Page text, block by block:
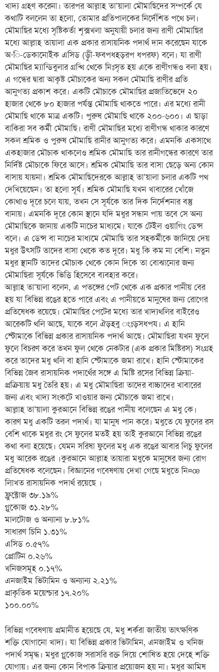
খাদ্য গ্রহণ করেনা। তারপর আল্লাহ তা’য়ালা মৌমাছিদের সম্পর্কে যে
কথাটি বললেন তা হলো, তোমার প্রতিপালকের নির্দেশিত পথে চল।
মৌমাছির মধ্যে সৃষ্টিকর্তা শৃক্সখলা অনুযায়ী চলার জন্য রাণী মৌমাছির
মধ্যে আল্লাহ তায়ালা এক প্রকার রাসায়নিক পদার্থ দান করেছেন যাকে
অ·ি-ডেকানোইক এসিড (ড়ীু-ফবপধহড়রপ ধপরফ) বলে। যা রাণী
মৌমাছির ম্যান্ডিবুলার গ্রন্থি থেকে নিঃসৃত হয় একে রাণীগন্ধও বলা হয়।
এ গন্ধের দ্বারা আকৃষ্ট মৌচাকের অন্য সকল মৌমাছি রাণীর প্রতি
আনুগত্য প্রকাশ করে। একটি মৌচাকে মৌমাছির প্রজাতিভেদে ২০
হাজার থেকে ৮০ হাজার পর্যন্ত মৌমাছি থাকতে পারে। এর মধ্যে রানী
মৌমাছি থাকে মাত্র একটি। পুরুষ মৌমাছি থাকে ২০০-৬০০। এ ছাড়া
বাকিরা সব কর্মী মৌমাছি। রাণী মৌমাছির মধ্যে রাণীগন্ধ থাকার কারণে
সকল শ্রমিক ও পুরুষ মৌমাছি রানীর আনুগত্য করে। এমনকি একসাথে
একহাজার মৌচাক থাকলেও শ্রমিক মৌমাছি তার রানীগন্ধের কারণে তার
নির্দিষ্ট মৌচাকে ফিরে আসে। শ্রমিক মৌমাছি তার বাসা ছেড়ে অন্য কোন
বাসায় যায়না। শ্রমিক মৌমাছিদেরকে আল্লাহ তা’য়ালা চলার একটি পথ
দেখিয়েছেন। তা হলো সূর্য। শ্রমিক মৌমাছি যখন খাবারের খোঁজে
কোথাও দূরে চলে যায়, তখন সে সূর্যকে তার দিক নির্দেশনার বস্তু
বানায়। এমনকি দূরে কোন স্থানে যদি মধুর সন্ধান পায় তবে সে অন্য
মৌমাছিকে জানায় একটি নাচের মাধ্যমে। যাকে টেইল ওয়াগিং ডেন্স
বলে। এ ডেন্স বা নাচের মাধ্যমে মৌমাছি তার সহকর্মীকে জানিয়ে দেয়
মধুর উৎসটি তাদের বাসা থেকে কত দূরে। মধু কি কম না বেশি। নতুন
মধুর স্থানটি তাদের মৌচাক থেকে কোন দিকে তা বোঝানোর জন্য
মৌমাছিরা সূর্যকে ভিত্তি হিসেবে ব্যবহার করে।
আল্লাহ তা’য়ালা বলেন, এ পতঙ্গের পেট থেকে এক প্রকার পানীয় বের
হয় যা বিভিন্ন রঙের হতে পারে এবং এ পানীয়তে মানুষের জন্য রোগের
প্রতিষেধক রয়েছে। মৌমাছির পেটের মধ্যে তার খাদ্যথলির বাইরেও
আরেকটি থলি আছে, যাকে বলে ঐড়হবু ংঃড়সধপয। এ হানি
স্টোমাকে বিভিন্ন প্রকার রাসায়নিক পদার্থ আছে। মৌমাছিরা যখন ফুলে
ফুলে বিচরণ করে তখন ফুল থেকে নেকটার (এক প্রকার মিষ্টিরস) সংগ্রহ
করে তাদের মধু থলি বা হানি স্টোমাকে জমা রাখে। হানি স্টোমাকের
বিভিন্ন জৈব রাসায়নিক পদার্থের সঙ্গে এ মিষ্টি রসের বিভিন্ন ক্রিয়া-
প্রক্রিয়ায় মধু তৈরি হয়। এ মধু মৌমাছিরা তাদের বাচ্চাদের খাবারের
জন্য এবং খাদ্য সংকটে খাওয়ার জন্য মৌচাকে জমা রাখে।
আল্লাহ তা’য়ালা কুরআনে বিভিন্ন রঙের পানীয় বলেছেন এ মধু কে।
কারণ মধু একটি তরল পদার্থ। যা মানুষ পান করে। মধুতে যে ফুলের রস
বেশি থাকে মধুর রং সে ফুলের মতই হয় তাই কুরআনে বিভিন্ন রঙের
কথা বলা হয়েছে। যেমন সরিষা ফুলের মধু এক রঙের আবার লিচু ফুলের
মধু আরেক রঙের ।কুরআনে আল্লাহ তায়ারা মধুকে মানুষের জন্য রোগ
প্রতিষেধক বলেছেন। বিজ্ঞানের গবেষণায় দেখা গেছে মধুতে নি¤œ
লিাখত রাসায়নিক পদার্থ রয়েছে ।
ফ্রুক্টোজ ৩৮.১৯%
গ্লুকোজ ৩১.২৮%
মালটোজ ও অন্যান্য ৮.৮১%
সাধারণ চিনি ১.৩১%
এসিড ০.৫৭%
প্রোটিন ০.২৬%
খনিজসমূহ ০.১৭%
এনজাইম ভিটামিন ও অন্যান্য ২.২১%
প্রাকৃতিক ময়েশ্চার ১৭.২০%
১০০.০০%
বিভিন্ন গবেষণায় প্রমানীত হয়েছে যে, মধু শর্করা জাতীয় তাৎক্ষণিক
শক্তি যোগানো খাদ্য। যা বিভিন্ন প্রকার ভিটামিন, এনজাইম ও খনিজ
পদার্থ সমৃদ্ধ। মধুর গ্লুকোজ সরাসরি রক্ত দিয়ে শোষিত হয়ে দেহে শক্তি
যোগায়। এর জন্য কোন বিপাক ক্রিয়ার প্রয়োজন হয় না। মধুর আমিষ